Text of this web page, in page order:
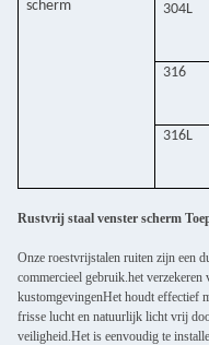
scherm
304L
316
316L
Rustvrij staal venster scherm
Onze roestvrijstalen ruiten zijn een
commercieel gebruik.het
kustomgevingenHet houdt effectief
frisse lucht en natuurlijk licht vrij
veiligheid.Het is eenvoudig te